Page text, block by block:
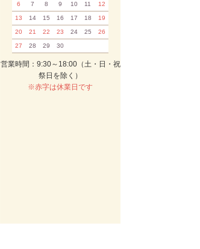
6 7 8 9 10 11 12
13 14 15 16 17 18 19
20 21 22 23 24 25 26
27 28 29 30
営業時間：9:30～18:00（土・日・祝
祭日を除く）
※赤字は休業日です